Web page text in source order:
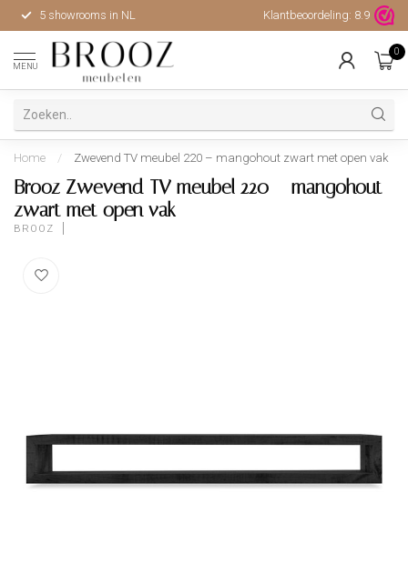
5 showrooms in NL Hoge kwaliteit, uitstekende
Klantbeoordeling: 8.9
MENU
0
Home / Zwevend TV meubel 220 – mangohout zwart met open vak
Brooz Zwevend TV meubel 220 – mangohout
zwart met open vak
BROOZ